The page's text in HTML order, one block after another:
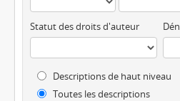
Statut des droits d'auteur
Descriptions de haut niveau
Toutes les descriptions